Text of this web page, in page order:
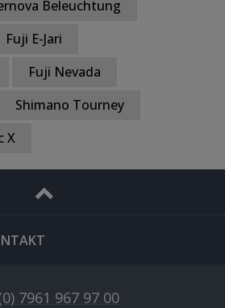
Beleuchtung
Fuji E-Jari
Fuji Nevada
Shimano Tourney
X
7961 967 97 00